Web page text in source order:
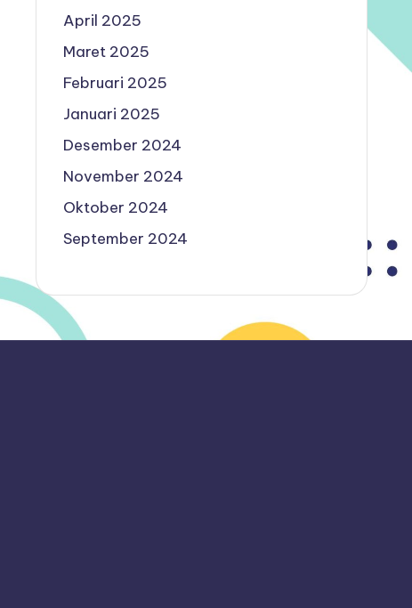
April 2025
Maret 2025
Februari 2025
Januari 2025
Desember 2024
November 2024
Oktober 2024
September 2024